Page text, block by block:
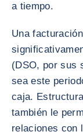
a tiempo.
Una
(DSO, por sus
sea este
caja.
también le
relaciones con